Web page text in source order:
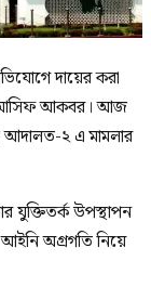
দায়ের করা
আসিফ আকবর। আজ
আদালত-২ এ মামলার
উপস্থাপন
আইনি অগ্রগতি নিয়ে